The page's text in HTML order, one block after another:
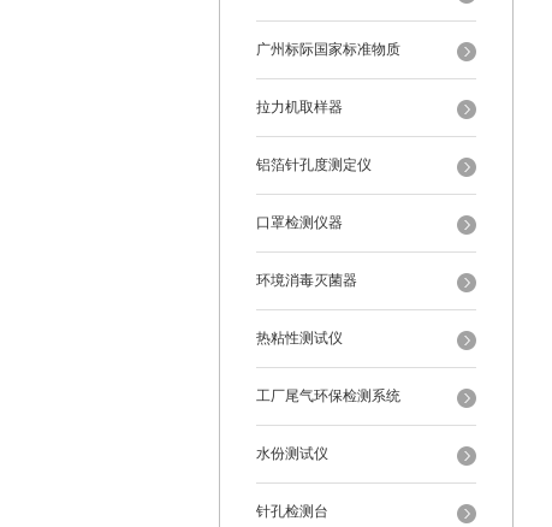
广州标际国家标准物质
拉力机取样器
铝箔针孔度测定仪
口罩检测仪器
环境消毒灭菌器
热粘性测试仪
工厂尾气环保检测系统
水份测试仪
针孔检测台